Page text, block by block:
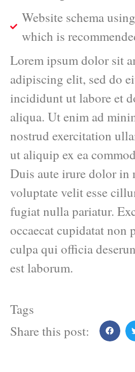
Website schema
which is
Lorem ipsum dolor sit
adipiscing elit, sed do
incididunt ut labore et
aliqua. Ut enim ad
nostrud exercitation
ut aliquip ex ea
Duis aute irure dolor in
voluptate velit esse
fugiat nulla pariatur.
occaecat cupidatat non
culpa qui officia
est laborum.
Tags
Share this post: